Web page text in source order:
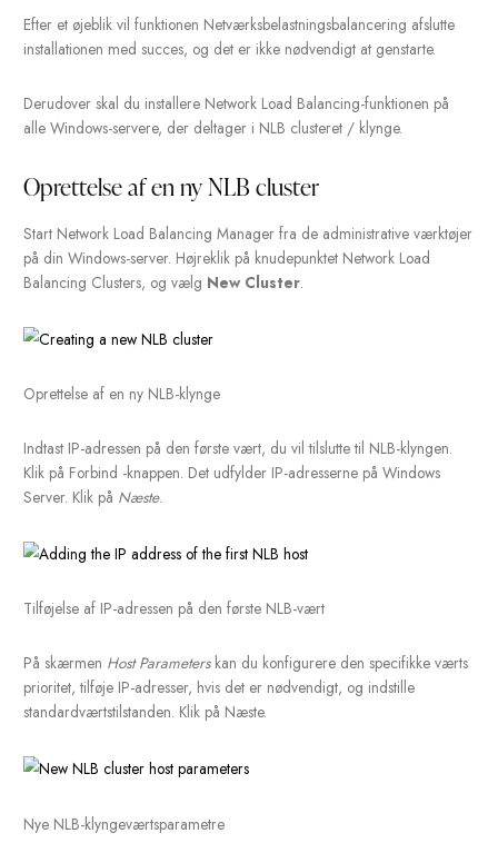
Installer.
Bekræft installationen af ​​Network Load Balancing
Efter et øjeblik vil funktionen Netværksbelastningsbalancering
installationen med succes, og det er ikke nødvendigt at
alle Windows-servere, der deltager i NLB clusteret / klynge.
Oprettelse af en ny NLB cluster
Start Network Load Balancing Manager fra de administrative
på din Windows-server. Højreklik på knudepunktet Network
Balancing Clusters, og vælg
Indtast IP-adressen på den første vært, du vil tilslutte til NLB-
Server. Klik påNæste.